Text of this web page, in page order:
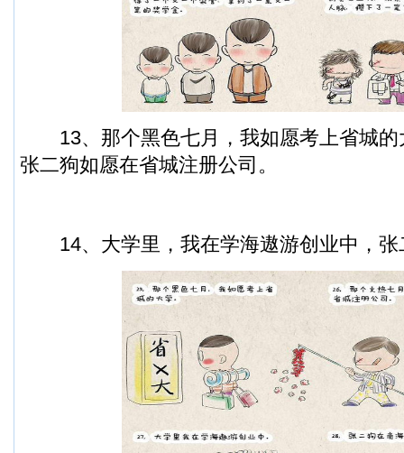
13、那个黑色七月，我如愿考上省城的
张二狗如愿在省城注册公司。
14、大学里，我在学海遨游创业中，张